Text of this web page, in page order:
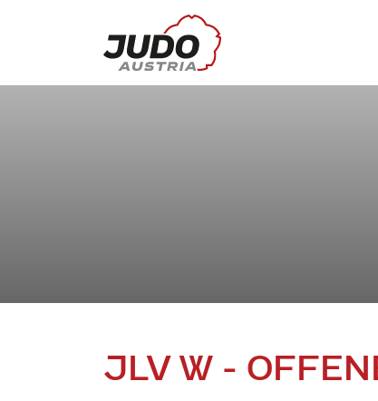
JLV W -